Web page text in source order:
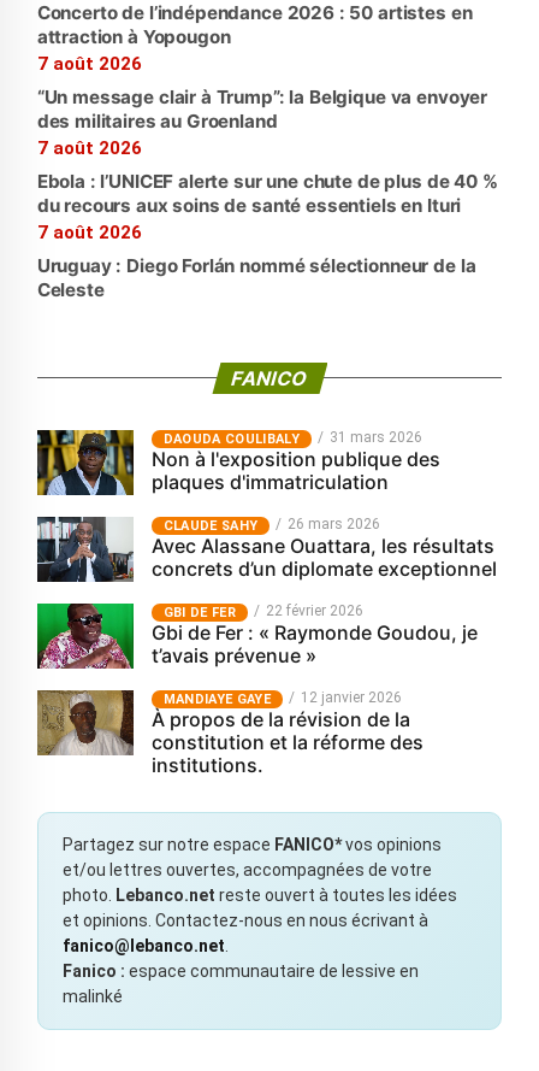
Concerto de l’indépendance 2026 : 50 artistes en
attraction à Yopougon
7 août 2026
“Un message clair à Trump”: la Belgique va envoyer
des militaires au Groenland
7 août 2026
Ebola : l’UNICEF alerte sur une chute de plus de 40 %
du recours aux soins de santé essentiels en Ituri
7 août 2026
Uruguay : Diego Forlán nommé sélectionneur de la
Celeste
FANICO
‎DAOUDA COULIBALY 31 mars 2026
Non à l'exposition publique des
plaques d'immatriculation
CLAUDE SAHY 26 mars 2026
Avec Alassane Ouattara, les résultats
concrets d’un diplomate exceptionnel
GBI DE FER 22 février 2026
Gbi de Fer : « Raymonde Goudou, je
t’avais prévenue »
MANDIAYE GAYE 12 janvier 2026
À propos de la révision de la
constitution et la réforme des
institutions.
Partagez sur notre espace FANICO*vos opinions
et/ou lettres ouvertes, accompagnées de votre
photo. Lebanco.net reste ouvert à toutes les idées
et opinions. Contactez-nous en nous écrivant à
fanico@lebanco.net.
Fanico : espace communautaire de lessive en
malinké